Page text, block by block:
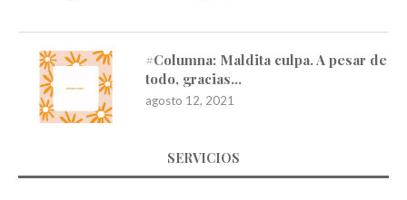
#Columna: Maldita culpa. A pesar de
todo, gracias…
agosto 12, 2021
SERVICIOS